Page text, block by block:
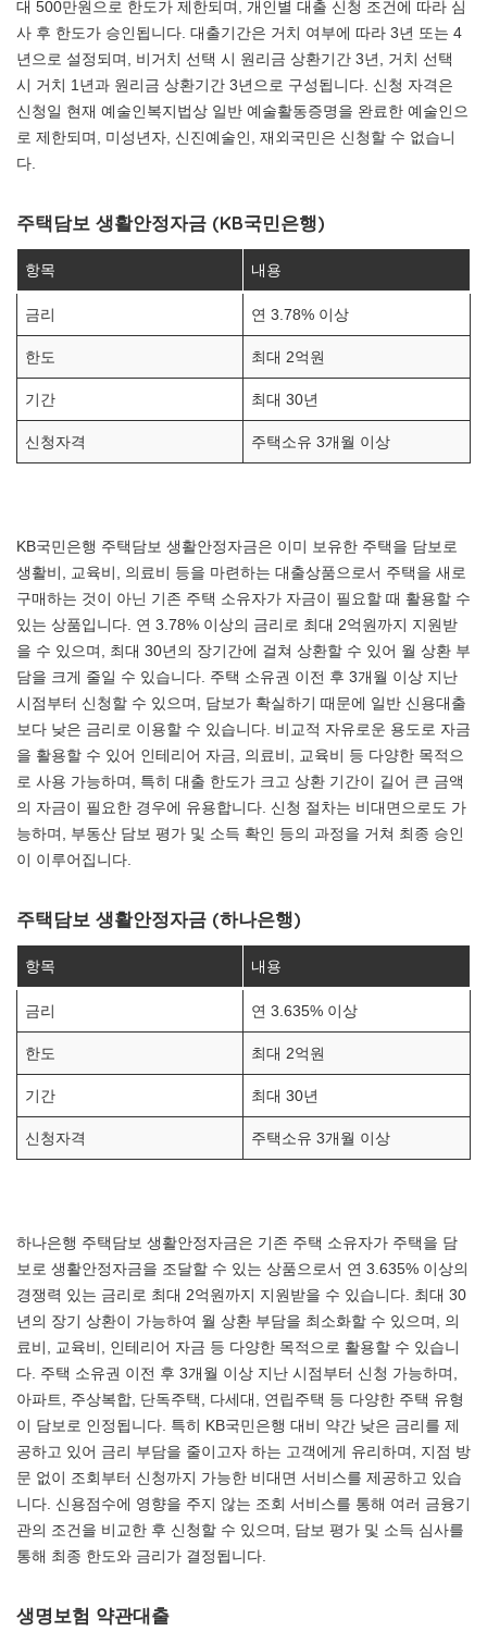
대 500만원으로 한도가 제한되며, 개인별 대출 신청 조건에 따라 심
사 후 한도가 승인됩니다. 대출기간은 거치 여부에 따라 3년 또는 4
년으로 설정되며, 비거치 선택 시 원리금 상환기간 3년, 거치 선택
시 거치 1년과 원리금 상환기간 3년으로 구성됩니다. 신청 자격은
신청일 현재 예술인복지법상 일반 예술활동증명을 완료한 예술인으
로 제한되며, 미성년자, 신진예술인, 재외국민은 신청할 수 없습니
다.
주택담보 생활안정자금 (KB국민은행)
항목 내용
금리 연 3.78% 이상
한도 최대 2억원
기간 최대 30년
신청자격 주택소유 3개월 이상
KB국민은행 주택담보 생활안정자금은 이미 보유한 주택을 담보로
생활비, 교육비, 의료비 등을 마련하는 대출상품으로서 주택을 새로
구매하는 것이 아닌 기존 주택 소유자가 자금이 필요할 때 활용할 수
있는 상품입니다. 연 3.78% 이상의 금리로 최대 2억원까지 지원받
을 수 있으며, 최대 30년의 장기간에 걸쳐 상환할 수 있어 월 상환 부
담을 크게 줄일 수 있습니다. 주택 소유권 이전 후 3개월 이상 지난
시점부터 신청할 수 있으며, 담보가 확실하기 때문에 일반 신용대출
보다 낮은 금리로 이용할 수 있습니다. 비교적 자유로운 용도로 자금
을 활용할 수 있어 인테리어 자금, 의료비, 교육비 등 다양한 목적으
로 사용 가능하며, 특히 대출 한도가 크고 상환 기간이 길어 큰 금액
의 자금이 필요한 경우에 유용합니다. 신청 절차는 비대면으로도 가
능하며, 부동산 담보 평가 및 소득 확인 등의 과정을 거쳐 최종 승인
이 이루어집니다.
주택담보 생활안정자금 (하나은행)
항목 내용
금리 연 3.635% 이상
한도 최대 2억원
기간 최대 30년
신청자격 주택소유 3개월 이상
하나은행 주택담보 생활안정자금은 기존 주택 소유자가 주택을 담
보로 생활안정자금을 조달할 수 있는 상품으로서 연 3.635% 이상의
경쟁력 있는 금리로 최대 2억원까지 지원받을 수 있습니다. 최대 30
년의 장기 상환이 가능하여 월 상환 부담을 최소화할 수 있으며, 의
료비, 교육비, 인테리어 자금 등 다양한 목적으로 활용할 수 있습니
다. 주택 소유권 이전 후 3개월 이상 지난 시점부터 신청 가능하며,
아파트, 주상복합, 단독주택, 다세대, 연립주택 등 다양한 주택 유형
이 담보로 인정됩니다. 특히 KB국민은행 대비 약간 낮은 금리를 제
공하고 있어 금리 부담을 줄이고자 하는 고객에게 유리하며, 지점 방
문 없이 조회부터 신청까지 가능한 비대면 서비스를 제공하고 있습
니다. 신용점수에 영향을 주지 않는 조회 서비스를 통해 여러 금융기
관의 조건을 비교한 후 신청할 수 있으며, 담보 평가 및 소득 심사를
통해 최종 한도와 금리가 결정됩니다.
생명보험 약관대출